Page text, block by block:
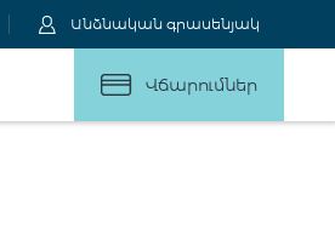
Անձնական գրասենյակ
Վճարումներ